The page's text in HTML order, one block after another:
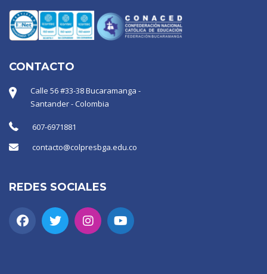
CONTACTO
Calle 56 #33-38 Bucaramanga -
Santander - Colombia
607-6971881
contacto@colpresbga.edu.co
REDES SOCIALES